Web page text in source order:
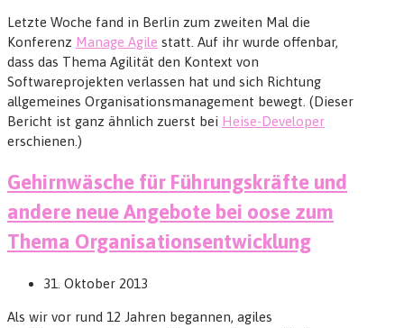
Letzte Woche fand in Berlin zum zweiten Mal die
Konferenz Manage Agile statt. Auf ihr wurde offenbar,
dass das Thema Agilität den Kontext von
Softwareprojekten verlassen hat und sich Richtung
allgemeines Organisationsmanagement bewegt. (Dieser
Bericht ist ganz ähnlich zuerst bei Heise-Developer
erschienen.)
Gehirnwäsche für Führungskräfte und
andere neue Angebote bei oose zum
Thema Organisationsentwicklung
31. Oktober 2013
Als wir vor rund 12 Jahren begannen, agiles